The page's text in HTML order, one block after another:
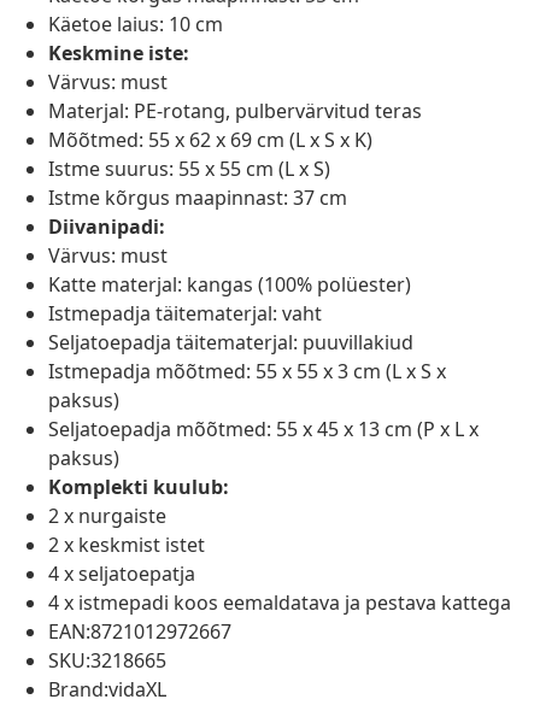
Käetoe laius: 10 cm
Keskmine iste:
Värvus: must
Materjal: PE-rotang, pulbervärvitud teras
Mõõtmed: 55 x 62 x 69 cm (L x S x K)
Istme suurus: 55 x 55 cm (L x S)
Istme kõrgus maapinnast: 37 cm
Diivanipadi:
Värvus: must
Katte materjal: kangas (100% polüester)
Istmepadja täitematerjal: vaht
Seljatoepadja täitematerjal: puuvillakiud
Istmepadja mõõtmed: 55 x 55 x 3 cm (L x S x
paksus)
Seljatoepadja mõõtmed: 55 x 45 x 13 cm (P x L x
paksus)
Komplekti kuulub:
2 x nurgaiste
2 x keskmist istet
4 x seljatoepatja
4 x istmepadi koos eemaldatava ja pestava kattega
EAN:8721012972667
SKU:3218665
Brand:vidaXL